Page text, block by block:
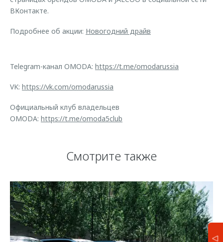
ВКонтакте.
Подробнее об акции: Новогодний драйв
Telegram-канал OMODA: https://t.me/omodarussia
VK: https://vk.com/omodarussia
Официальный клуб владельцев
OMODA: https://t.me/omoda5club
Смотрите также